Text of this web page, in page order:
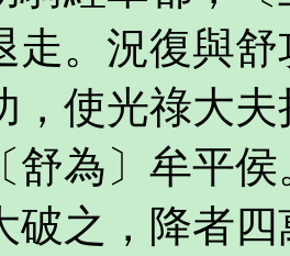
走。況復與
，使光祿大
舒為〕牟平
破之，降者